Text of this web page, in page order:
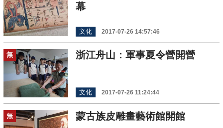
幕
文化 2017-07-26 14:57:46
無 浙江舟山：軍事夏令營開營
文化 2017-07-26 11:24:44
無 蒙古族皮雕畫藝術館開館